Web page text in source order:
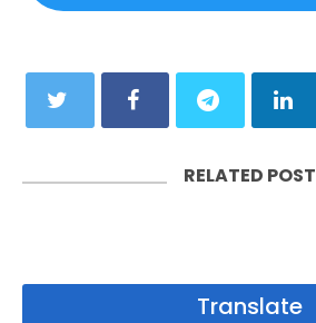
RELATED POST
Translate